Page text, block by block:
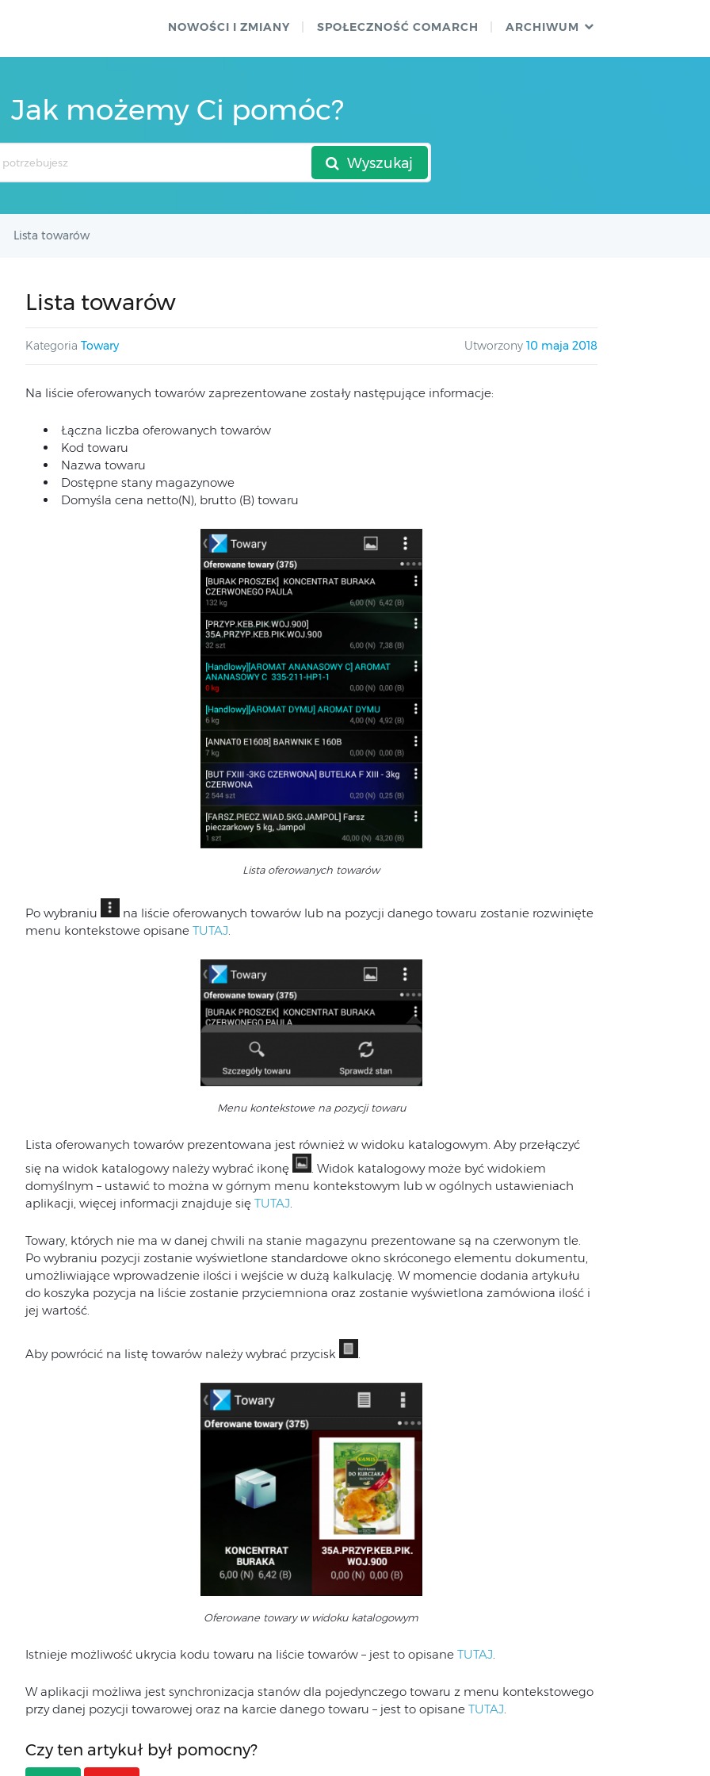
NOWOŚCI I ZMIANY SPOŁECZNOŚĆ COMARCH ARCHIWUM
Jak możemy Ci pomóc?
Wyszukaj
Lista towarów
Lista towarów
Kategoria Towary Utworzony 10 maja 2018
Na liście oferowanych towarów zaprezentowane zostały następujące informacje:
Łączna liczba oferowanych towarów
Kod towaru
Nazwa towaru
Dostępne stany magazynowe
Domyśla cena netto(N), brutto (B) towaru
Lista oferowanych towarów
Po wybraniu
na liście oferowanych towarów lub na pozycji danego towaru zostanie rozwinięte
menu kontekstowe opisane TUTAJ
Menu kontekstowe na pozycji towaru
Lista oferowanych towarów prezentowana jest również w widoku katalogowym. Aby przełączyć
się na widok katalogowy należy wybrać ikonę
. Widok katalogowy może być widokiem
domyślnym – ustawić to można w górnym menu kontekstowym lub w ogólnych ustawieniach
aplikacji, więcej informacji znajduje się TUTAJ.
Towary, których nie ma w danej chwili na stanie magazynu prezentowane są na czerwonym tle.
Po wybraniu pozycji zostanie wyświetlone standardowe okno skróconego elementu dokumentu,
umożliwiające wprowadzenie ilości i wejście w dużą kalkulację. W momencie dodania artykułu
do koszyka pozycja na liście zostanie przyciemniona oraz zostanie wyświetlona zamówiona ilość i
jej wartość.
Aby powrócić na listę towarów należy wybrać przycisk .
Oferowane towary w widoku katalogowym
Istnieje możliwość ukrycia kodu towaru na liście towarów – jest to opisane TUTAJ.
W aplikacji możliwa jest synchronizacja stanów dla pojedynczego towaru z menu kontekstowego
przy danej pozycji towarowej oraz na karcie danego towaru – jest to opisane TUTAJ.
Czy ten artykuł był pomocny?